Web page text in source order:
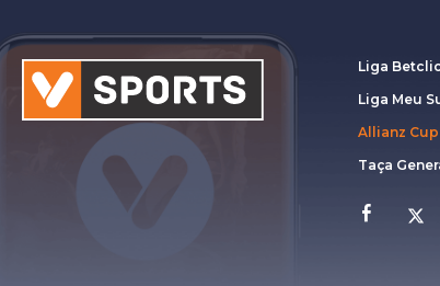
Liga Betclic
Liga Meu
Allianz Cup
Taça